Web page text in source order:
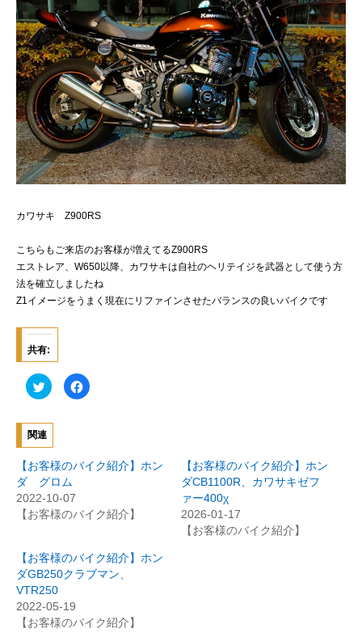
カワサキ Z900RS
こちらもご来店のお客様が増えてるZ900RS
エストレア、W650以降、カワサキは自社のヘリテイジを武器として使う方
法を確立しましたね
Z1イメージをうまく現在にリファインさせたバランスの良いバイクです
共有:
ク
リ
し
て
T
w
i
t
t
e
r
で
共
新
し
い
ウ
ィ
ン
ド
ウ
で
F
a
で
共
に
は
ク
し
て
い
(
関連
【お客様のバイク紹介】ホン
ダ グロム
2022-10-07
【お客様のバイク紹介】
【お客様のバイク紹介】ホン
ダCB1100R、カワサキゼフ
ァー400χ
2026-01-17
【お客様のバイク紹介】
【お客様のバイク紹介】ホン
ダGB250クラブマン、
VTR250
2022-05-19
【お客様のバイク紹介】